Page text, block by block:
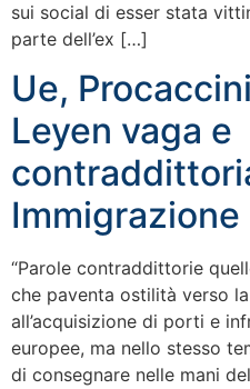
sui social di esser stata
parte dell’ex […]
Ue,
Leyen vaga e
Immigrazione
“Parole contraddittorie
che paventa ostilità verso
all’acquisizione di porti e
europee, ma nello stesso
di consegnare nelle mani